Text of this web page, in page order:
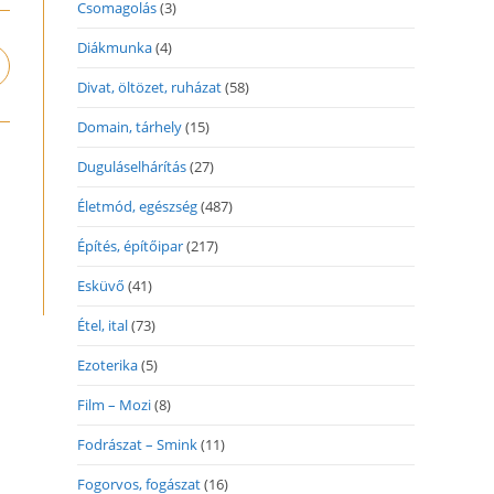
Csomagolás(3)
Diákmunka(4)
Divat, öltözet, ruházat(58)
Domain, tárhely(15)
Duguláselhárítás(27)
Életmód, egészség(487)
Építés, építőipar(217)
Esküvő (41)
Étel, ital(73)
Ezoterika(5)
Film – Mozi(8)
Fodrászat – Smink(11)
Fogorvos, fogászat(16)